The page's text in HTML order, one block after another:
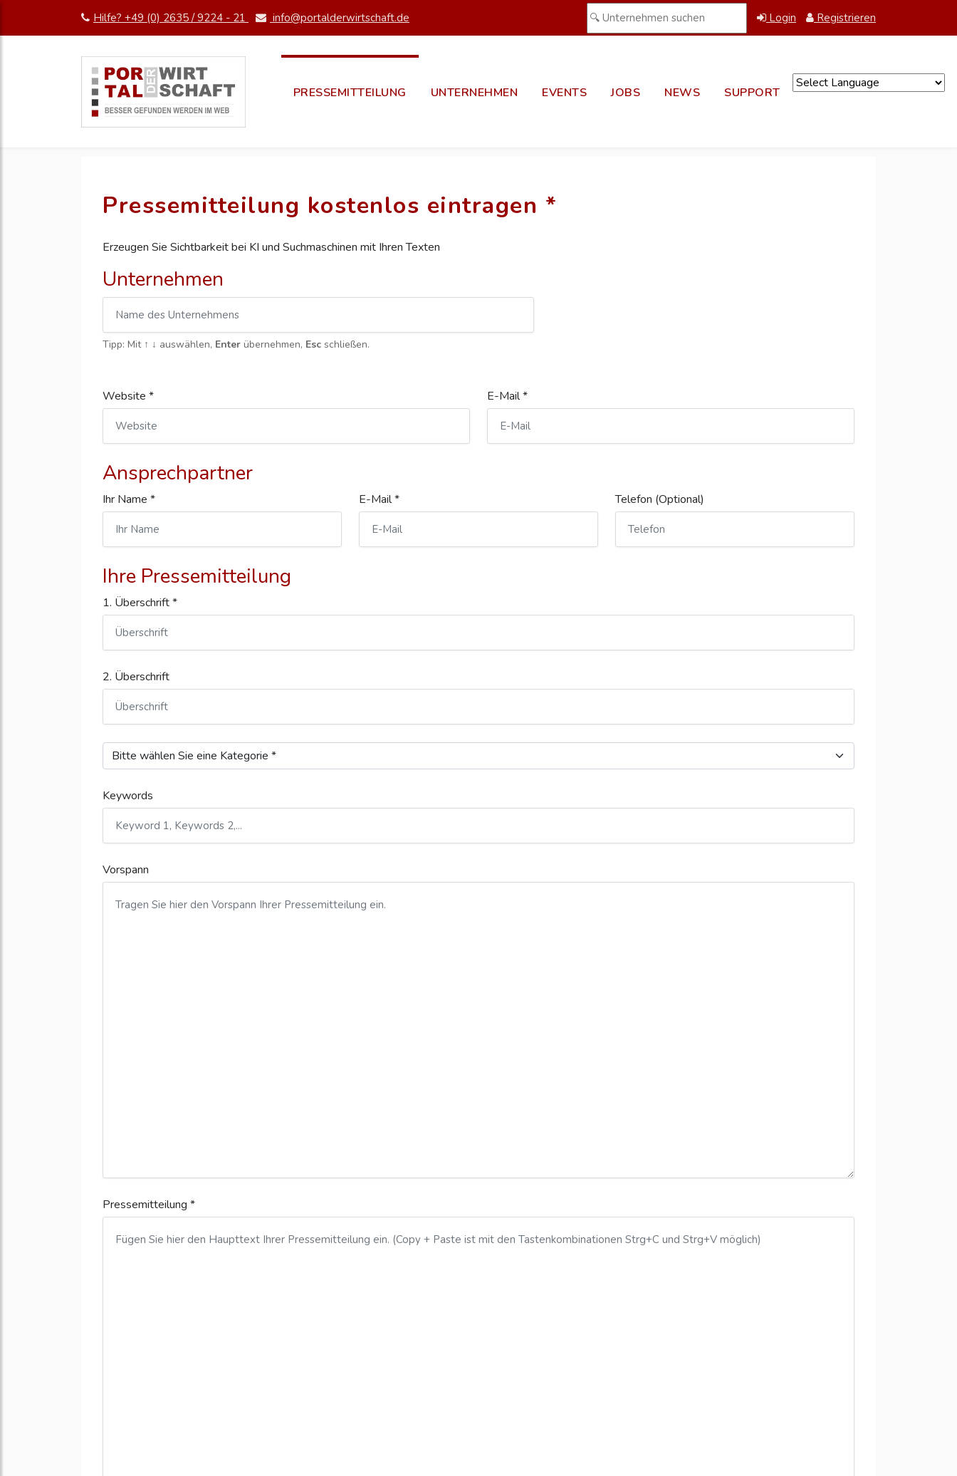
Hilfe? +49 (0) 2635 / 9224 - 21 info@portalderwirtschaft.de Login Registrieren
PRESSEMITTEILUNG UNTERNEHMEN EVENTS JOBS NEWS SUPPORT
Pressemitteilung kostenlos eintragen *
Erzeugen Sie Sichtbarkeit bei KI und Suchmaschinen mit Ihren Texten
Unternehmen
Tipp: Mit ↑ ↓ auswählen, Enter übernehmen, Esc schließen.
Website * E-Mail *
Ansprechpartner
Ihr Name * E-Mail * Telefon (Optional)
Ihre Pressemitteilung
1. Überschrift *
2. Überschrift
Keywords
Vorspann
Pressemitteilung *